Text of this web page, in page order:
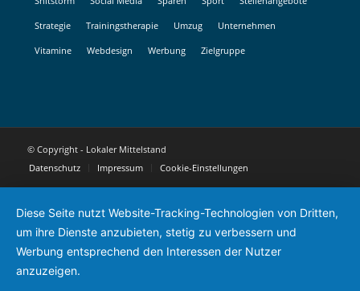
Strategie Trainingstherapie Umzug Unternehmen
Vitamine Webdesign Werbung Zielgruppe
© Copyright - Lokaler Mittelstand
Datenschutz
Impressum Cookie-Einstellungen
Diese Seite nutzt Website-Tracking-Technologien von Dritten,
um ihre Dienste anzubieten, stetig zu verbessern und
Werbung entsprechend den Interessen der Nutzer
anzuzeigen.